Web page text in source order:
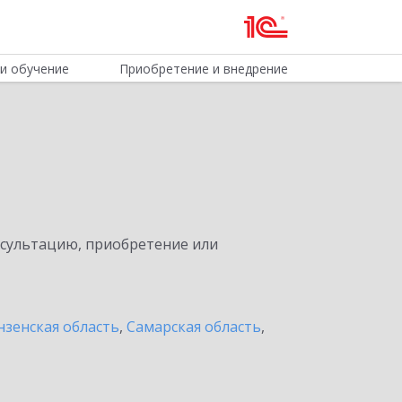
обучение Приобретение и внедрение
приобретение или
область, Самарская область,